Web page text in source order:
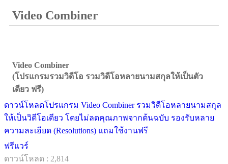
Video Combiner
Video Combiner
(โปรแกรมรวมวิดีโอ รวมวิดีโอหลายนามสกุลให้เป็นตัว
เดียว ฟรี)
ดาวน์โหลดโปรแกรม Video Combiner รวมวิดีโอหลายนามสกุล
ให้เป็นวิดีโอเดียว โดยไม่ลดคุณภาพจากต้นฉบับ รองรับหลาย
ความละเอียด (Resolutions) แถมใช้งานฟรี
ฟรีแวร์
ดาวน์โหลด : 2,814